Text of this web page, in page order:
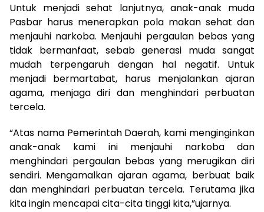
Untuk menjadi sehat lanjutnya, anak-anak muda
Pasbar harus menerapkan pola makan sehat dan
menjauhi narkoba. Menjauhi pergaulan bebas yang
tidak bermanfaat, sebab generasi muda sangat
mudah terpengaruh dengan hal negatif. Untuk
menjadi bermartabat, harus menjalankan ajaran
agama, menjaga diri dan menghindari perbuatan
tercela.
“Atas nama Pemerintah Daerah, kami menginginkan
anak-anak kami ini menjauhi narkoba dan
menghindari pergaulan bebas yang merugikan diri
sendiri. Mengamalkan ajaran agama, berbuat baik
dan menghindari perbuatan tercela. Terutama jika
kita ingin mencapai cita-cita tinggi kita,”ujarnya.